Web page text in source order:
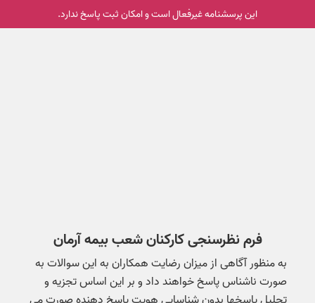
این پرسشنامه غیر‌فعال است و امکان ثبت پاسخ ندارد.
فرم نظرسنجی کارکنان شعب بیمه آرمان
به منظور آگاهی از میزان رضایت همکاران به این سوالات به
صورت ناشناس پاسخ خواهند داد و بر این اساس تجزیه و